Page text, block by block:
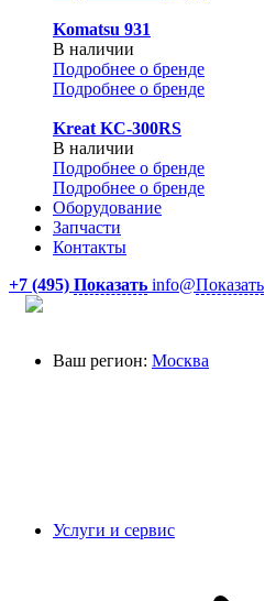
Komatsu 931
В наличии
Подробнее о бренде
Подробнее о бренде
Kreat KC-300RS
В наличии
Подробнее о бренде
Подробнее о бренде
Оборудование
Запчасти
Контакты
+7 (495) Показать info@Показать
Ваш регион: Москва
Услуги и сервис